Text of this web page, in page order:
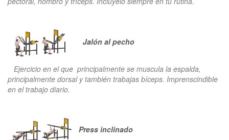
Jalón al pecho
Ejercicio en el que principalmente se muscula la espalda,
principalmente dorsal y también trabajas bíceps. Imprenscindible
en el trabajo diario.
Press inclinado